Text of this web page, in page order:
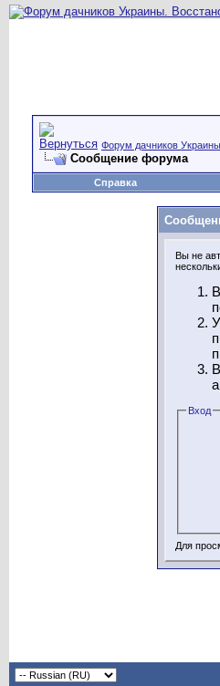
Форум дачников
Сообщение форума
Справка
Вы не
Вход
Для